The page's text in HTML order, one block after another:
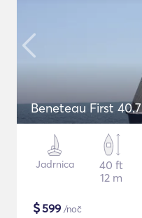
Beneteau First 40.7
Jadrnica
40 ft
12 m
$599 /noč